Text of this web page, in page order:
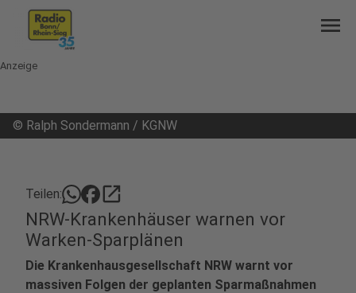
menu
Anzeige
© Ralph Sondermann / KGNW
Teilen: open_in_new
NRW-Krankenhäuser warnen vor
Warken-Sparplänen
Die Krankenhausgesellschaft NRW warnt vor
massiven Folgen der geplanten Sparmaßnahmen